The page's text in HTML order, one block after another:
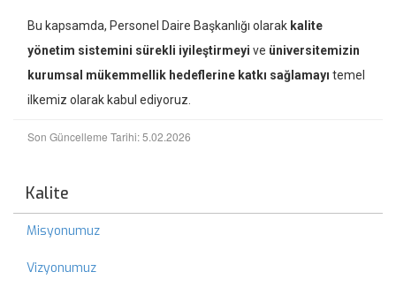
Bu kapsamda, Personel Daire Başkanlığı olarak kalite
yönetim sistemini sürekli iyileştirmeyi ve üniversitemizin
kurumsal mükemmellik hedeflerine katkı sağlamayı temel
ilkemiz olarak kabul ediyoruz.
Son Güncelleme Tarihi: 5.02.2026
Kalite
Misyonumuz
Vizyonumuz